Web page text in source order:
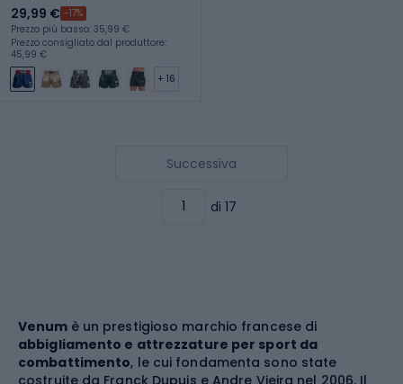
29,99 € -17%
Prezzo più basso: 35,99 €
Prezzo consigliato dal produttore:
45,99 €
+ 16
Successiva
di 17
Venum è un prestigioso marchio francese di
abbigliamento e attrezzature per sport da
combattimento, le cui fondamenta sono state
costruite da Franck Dupuis e Andre Vieira nel 2006. Il